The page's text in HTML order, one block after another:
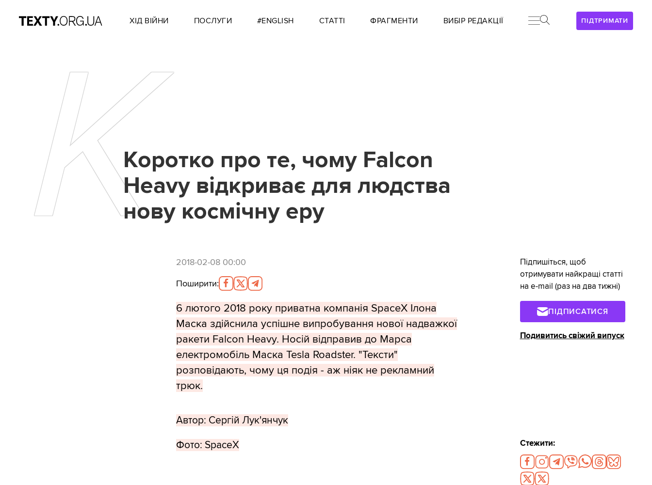
ПІДТРИМАТИ
ХІД ВІЙНИ ПОСЛУГИ #ENGLISH СТАТТІ ФРАГМЕНТИ ВИБІР РЕДАКЦІЇ
ККоротко про те, чому Falcon
Heavy відкриває для людства
нову космічну еру
2018-02-08 00:00
Поширити:
6 лютого 2018 року приватна компанія SpaceX Ілона
Маска здійснила успішне випробування нової надважкої
ракети Falcon Heavy. Носій відправив до Марса
електромобіль Маска Tesla Roadster. "Тексти"
розповідають, чому ця подія - аж ніяк не рекламний
трюк.
Автор: Сергій Лук'янчук
Фото: SpaceX
Підпишіться, щоб
отримувати найкращі статті
на e-mail (раз на два тижні)
ПІДПИСАТИСЯ
Подивитись свіжий випуск
Стежити: